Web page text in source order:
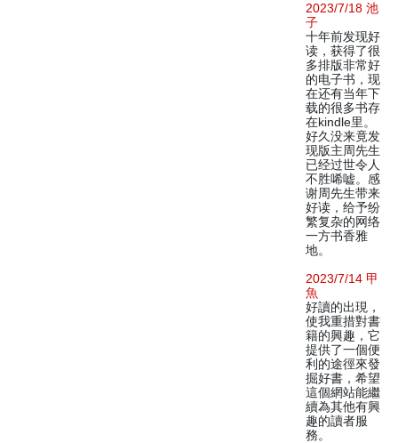
2023/7/18 池
子
十年前发现好
读，获得了很
多排版非常好
的电子书，现
在还有当年下
载的很多书存
在kindle里。
好久没来竟发
现版主周先生
已经过世令人
不胜唏嘘。感
谢周先生带来
好读，给予纷
繁复杂的网络
一方书香雅
地。
2023/7/14 甲
魚
好讀的出現，
使我重措對書
籍的興趣，它
提供了一個便
利的途徑來發
掘好書，希望
這個網站能繼
續為其他有興
趣的讀者服
務。